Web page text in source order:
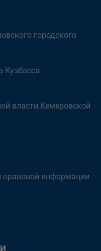
городского
Кузбасса
власти Кемеровской
правовой информации